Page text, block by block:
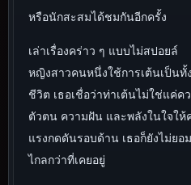
หรือนักสะสมได้ชมกันอีกครั้ง
เล่าเรื่องคร่าว ๆ แบบไม่สปอยล์
หญิงสาวคนหนึ่งใช้การเต้นเป็นทั้
ชีวิต เธอเชื่อว่าท่าเต้นไม่ใช่แค่ค
ตัวตน ความฝัน และพลังในใจใ
แรงกดดันรอบด้าน เธอก็ยังไม่ยอ
ไกลกว่าที่เคยอยู่